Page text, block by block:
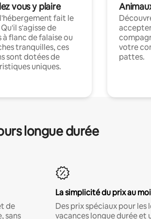
vous y plaire
fait le
s'agisse de
à flanc de falaise ou
tranquilles, ces
sont dotées de
uniques.
votre
pattes.
longue durée
de
sans
La simplicité du prix au
Des prix spéciaux pour les
vacances longue durée et